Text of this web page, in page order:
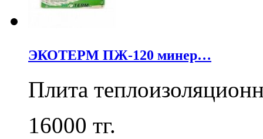
ЭКОТЕРМ ПЖ-120 минер…
Плита
16000 тг.